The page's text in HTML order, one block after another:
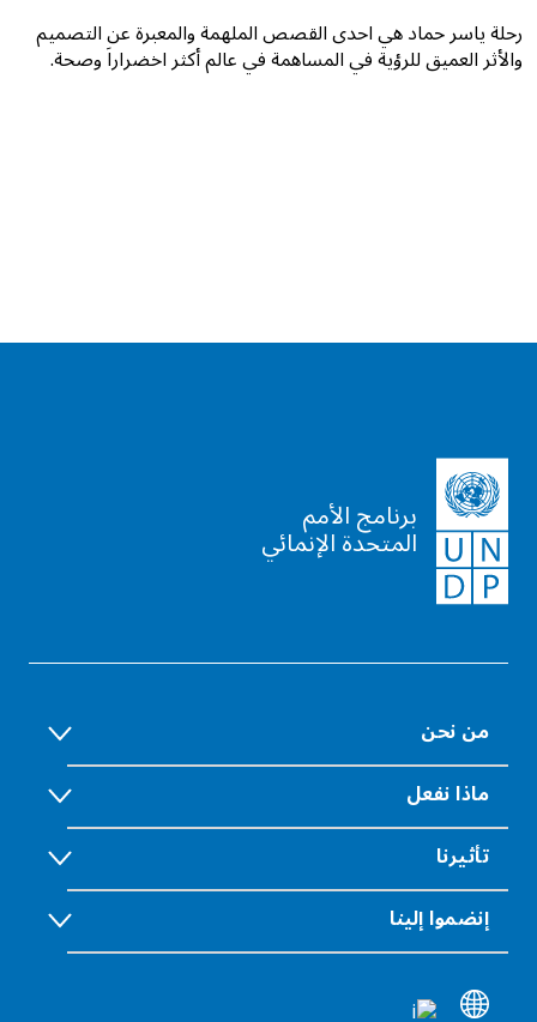
رحلة ياسر حماد هي احدى القصص الملهمة والمعبرة عن التصميم
والأثر العميق للرؤية في المساهمة في عالم أكثر اخضراراَ وصحة.
برنامج الأمم
المتحدة الإنمائي
من نحن
ماذا نفعل
تأثيرنا
إنضموا إلينا